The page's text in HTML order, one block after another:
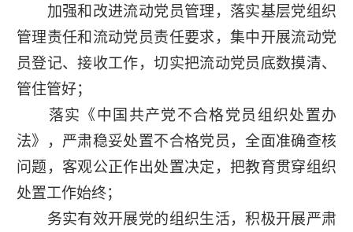
加强和改进流动党员管理，落实基层党组织
管理责任和流动党员责任要求，集中开展流动党
员登记、接收工作，切实把流动党员底数摸清、
管住管好；
落实《中国共产党不合格党员组织处置办
法》，严肃稳妥处置不合格党员，全面准确查核
问题，客观公正作出处置决定，把教育贯穿组织
处置工作始终；
务实有效开展党的组织生活，积极开展严肃